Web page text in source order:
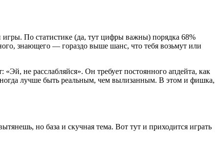
По статистике (да, тут цифры важны) порядка 68%
знающего — гораздо выше шанс, что тебя возьмут или
не расслабляйся». Он требует постоянного апдейта, как
лучше быть реальным, чем вылизанным. В этом и фишка,
но база и скучная тема. Вот тут и приходится играть